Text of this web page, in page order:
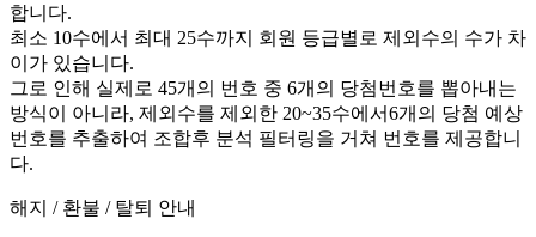
합니다.
최소 10수에서 최대 25수까지 회원 등급별로 제외수의 수가 차
이가 있습니다.
그로 인해 실제로 45개의 번호 중 6개의 당첨번호를 뽑아내는
방식이 아니라, 제외수를 제외한 20~35수에서6개의 당첨 예상
번호를 추출하여 조합후 분석 필터링을 거쳐 번호를 제공합니
다.
해지 / 환불 / 탈퇴 안내